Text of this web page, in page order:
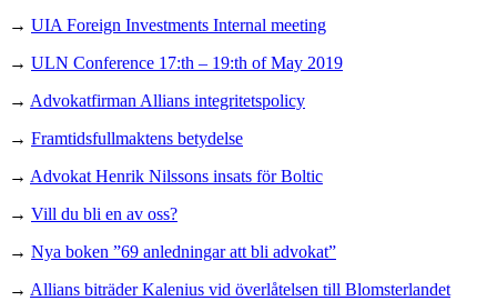
→ UIA Foreign Investments Internal meeting
→ ULN Conference 17:th – 19:th of May 2019
→ Advokatfirman Allians integritetspolicy
→ Framtidsfullmaktens betydelse
→ Advokat Henrik Nilssons insats för Boltic
→ Vill du bli en av oss?
→ Nya boken ”69 anledningar att bli advokat”
→ Allians biträder Kalenius vid överlåtelsen till Blomsterlandet